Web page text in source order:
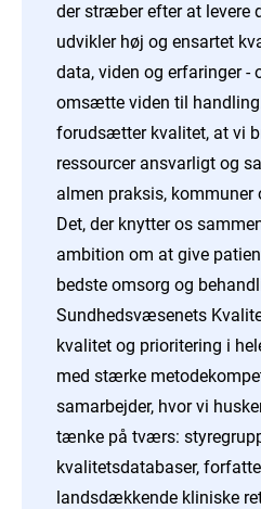
der stræber efter at levere
udvikler høj og ensartet
data, viden og erfaringer -
omsætte viden til
forudsætter kvalitet, at vi
ressourcer ansvarligt og
almen praksis, kommuner
Det, der knytter os
ambition om at give
bedste omsorg og
Sundhedsvæsenets
kvalitet og prioritering i
med stærke
samarbejder, hvor vi
tænke på tværs:
kvalitetsdatabaser,
landsdækkende kliniske